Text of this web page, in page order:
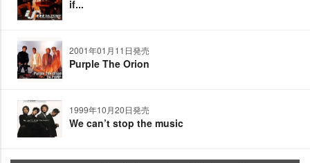
if...
2001年01月11日発売
Purple The Orion
1999年10月20日発売
We can’t stop the music